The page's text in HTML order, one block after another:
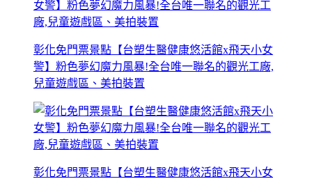
彰化免門票景點【台塑生醫健康悠活館x飛天小女
警】粉色夢幻魔力風暴!全台唯一聯名的觀光工廠,
兒童遊戲區、美拍裝置
彰化免門票景點【台塑生醫健康悠活館x飛天小女